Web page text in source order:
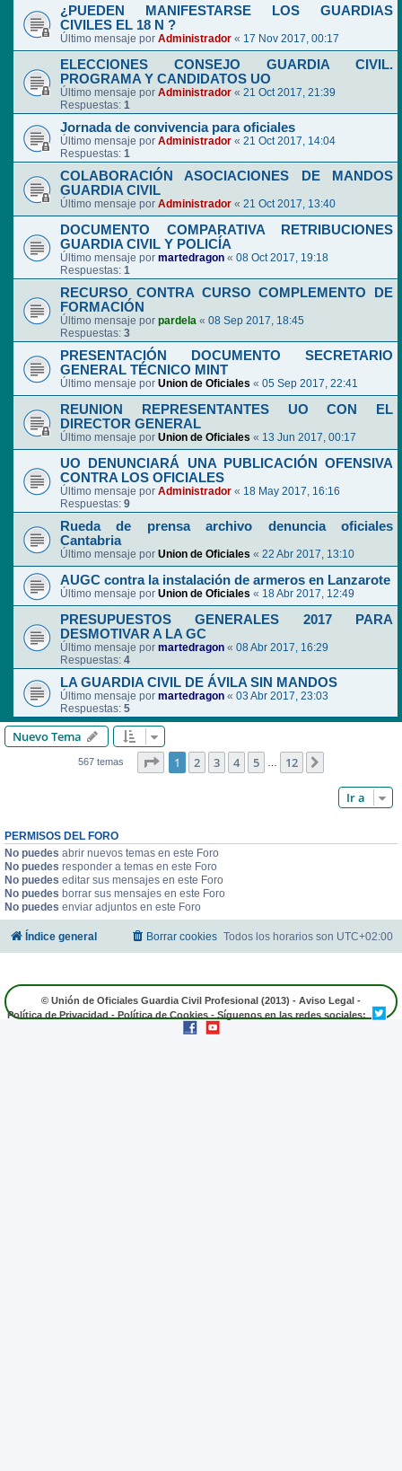
¿PUEDEN MANIFESTARSE LOS GUARDIAS
CIVILES EL 18 N ?
Último mensaje por Administrador « 17 Nov 2017, 00:17
ELECCIONES CONSEJO GUARDIA CIVIL.
PROGRAMA Y CANDIDATOS UO
Último mensaje por Administrador « 21 Oct 2017, 21:39
Respuestas: 1
Jornada de convivencia para oficiales
Último mensaje por Administrador « 21 Oct 2017, 14:04
Respuestas: 1
COLABORACIÓN ASOCIACIONES DE MANDOS
GUARDIA CIVIL
Último mensaje por Administrador « 21 Oct 2017, 13:40
DOCUMENTO COMPARATIVA RETRIBUCIONES
GUARDIA CIVIL Y POLICÍA
Último mensaje por martedragon « 08 Oct 2017, 19:18
Respuestas: 1
RECURSO CONTRA CURSO COMPLEMENTO DE
FORMACIÓN
Último mensaje por pardela « 08 Sep 2017, 18:45
Respuestas: 3
PRESENTACIÓN DOCUMENTO SECRETARIO
GENERAL TÉCNICO MINT
Último mensaje por Union de Oficiales « 05 Sep 2017, 22:41
REUNION REPRESENTANTES UO CON EL
DIRECTOR GENERAL
Último mensaje por Union de Oficiales « 13 Jun 2017, 00:17
UO DENUNCIARÁ UNA PUBLICACIÓN OFENSIVA
CONTRA LOS OFICIALES
Último mensaje por Administrador « 18 May 2017, 16:16
Respuestas: 9
Rueda de prensa archivo denuncia oficiales
Cantabria
Último mensaje por Union de Oficiales « 22 Abr 2017, 13:10
AUGC contra la instalación de armeros en Lanzarote
Último mensaje por Union de Oficiales « 18 Abr 2017, 12:49
PRESUPUESTOS GENERALES 2017 PARA
DESMOTIVAR A LA GC
Último mensaje por martedragon « 08 Abr 2017, 16:29
Respuestas: 4
LA GUARDIA CIVIL DE ÁVILA SIN MANDOS
Último mensaje por martedragon « 03 Abr 2017, 23:03
Respuestas: 5
Nuevo Tema
567 temas Página de 12
1 2 3 4 5 … 12
Ir a
PERMISOS DEL FORO
No puedes abrir nuevos temas en este Foro
No puedes responder a temas en este Foro
No puedes editar sus mensajes en este Foro
No puedes borrar sus mensajes en este Foro
No puedes enviar adjuntos en este Foro
Índice general Todos los horarios son UTC+02:00
Borrar cookies
© Unión de Oficiales Guardia Civil Profesional (2013) - Aviso Legal -
Política de Privacidad-Política de Cookies- Síguenos en las redes sociales: